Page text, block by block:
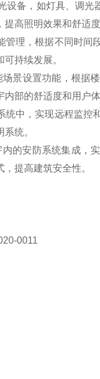
设备，如灯具、调
提高照明效果和舒适
理，根据不同时间
持续发展。
景设置功能，根据
内部的舒适度和用户
中，实现远程监控
统。
的安防系统集成，
提高建筑安全性。
0011